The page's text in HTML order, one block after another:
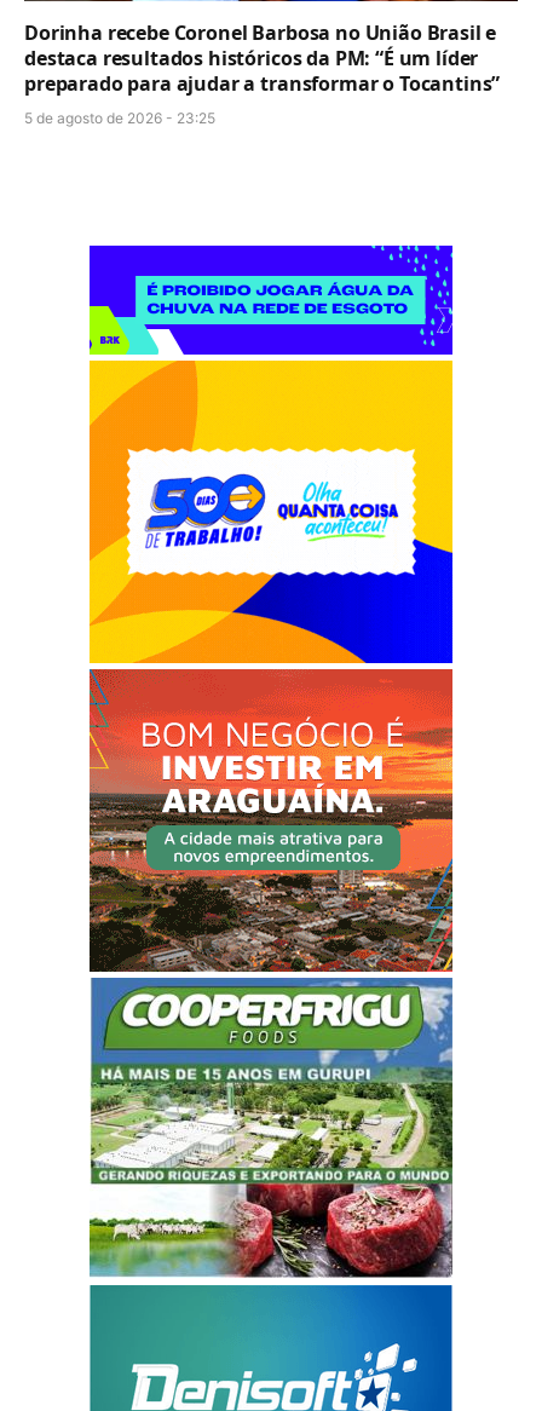
Dorinha recebe Coronel Barbosa no União Brasil e
destaca resultados históricos da PM: “É um líder
preparado para ajudar a transformar o Tocantins”
5 de agosto de 2026 - 23:25